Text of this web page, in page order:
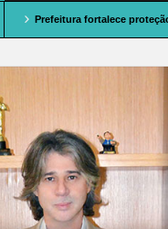
fortalece proteção à